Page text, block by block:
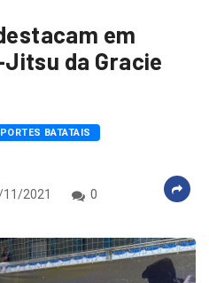
em
da Gracie
BATATAIS
11/2021 0